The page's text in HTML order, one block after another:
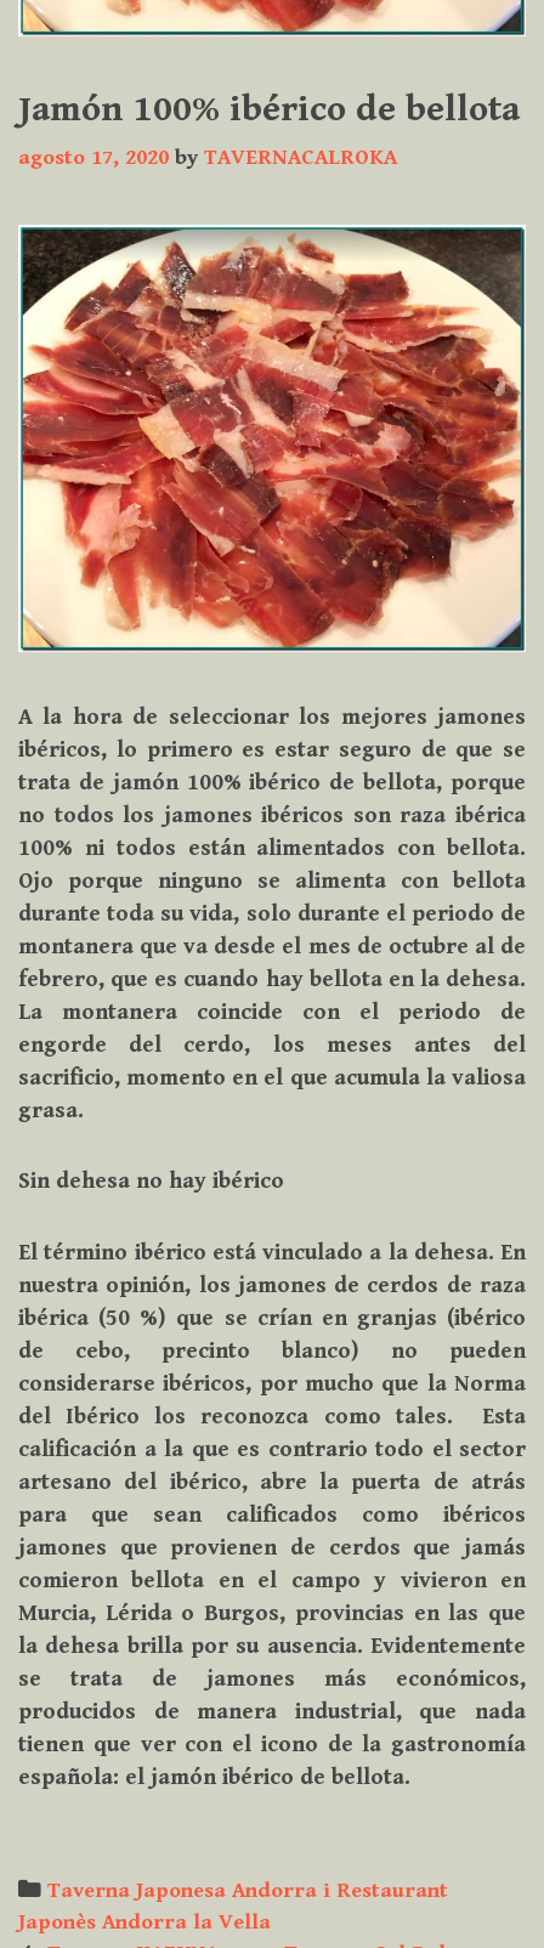
Jamón 100% ibérico de bellota
agosto 17, 2020 by TAVERNACALROKA
A la hora de seleccionar los mejores jamones
ibéricos, lo primero es estar seguro de que se
trata de jamón 100% ibérico de bellota, porque
no todos los jamones ibéricos son raza ibérica
100% ni todos están alimentados con bellota.
Ojo porque ninguno se alimenta con bellota
durante toda su vida, solo durante el periodo de
montanera que va desde el mes de octubre al de
febrero, que es cuando hay bellota en la dehesa.
La montanera coincide con el periodo de
engorde del cerdo, los meses antes del
sacrificio, momento en el que acumula la valiosa
grasa.
Sin dehesa no hay ibérico
El término ibérico está vinculado a la dehesa. En
nuestra opinión, los jamones de cerdos de raza
ibérica (50 %) que se crían en granjas (ibérico
de cebo, precinto blanco) no pueden
considerarse ibéricos, por mucho que la Norma
del Ibérico los reconozca como tales. Esta
calificación a la que es contrario todo el sector
artesano del ibérico, abre la puerta de atrás
para que sean calificados como ibéricos
jamones que provienen de cerdos que jamás
comieron bellota en el campo y vivieron en
Murcia, Lérida o Burgos, provincias en las que
la dehesa brilla por su ausencia. Evidentemente
se trata de jamones más económicos,
producidos de manera industrial, que nada
tienen que ver con el icono de la gastronomía
española: el jamón ibérico de bellota.
Categories
Taverna Japonesa Andorra i Restaurant
Japonès Andorra la Vella